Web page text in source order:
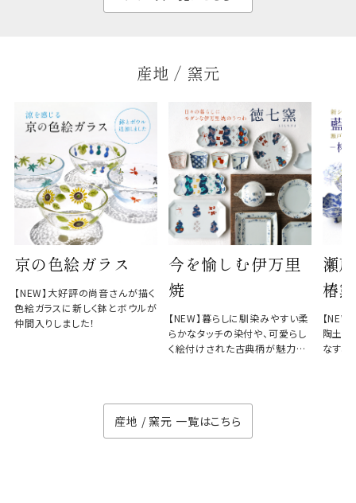
産地 / 窯元
京の色絵ガラス
【NEW】大好評の尚音さんが描く
色絵ガラスに新しく鉢とボウルが
仲間入りしました！
今を愉しむ伊万里
焼
【NEW】暮らしに馴染みやすい柔
らかなタッチの染付や、可愛らし
く絵付けされた古典柄が魅力の
瀬
椿窯
【
陶土と
なす、
産地 / 窯元 一覧はこちら